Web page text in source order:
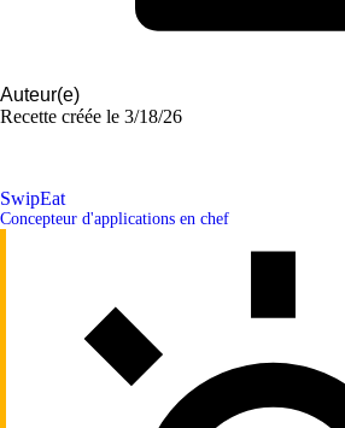
Auteur(e)
Recette créée le 3/18/26
SwipEat
Concepteur d'applications en chef